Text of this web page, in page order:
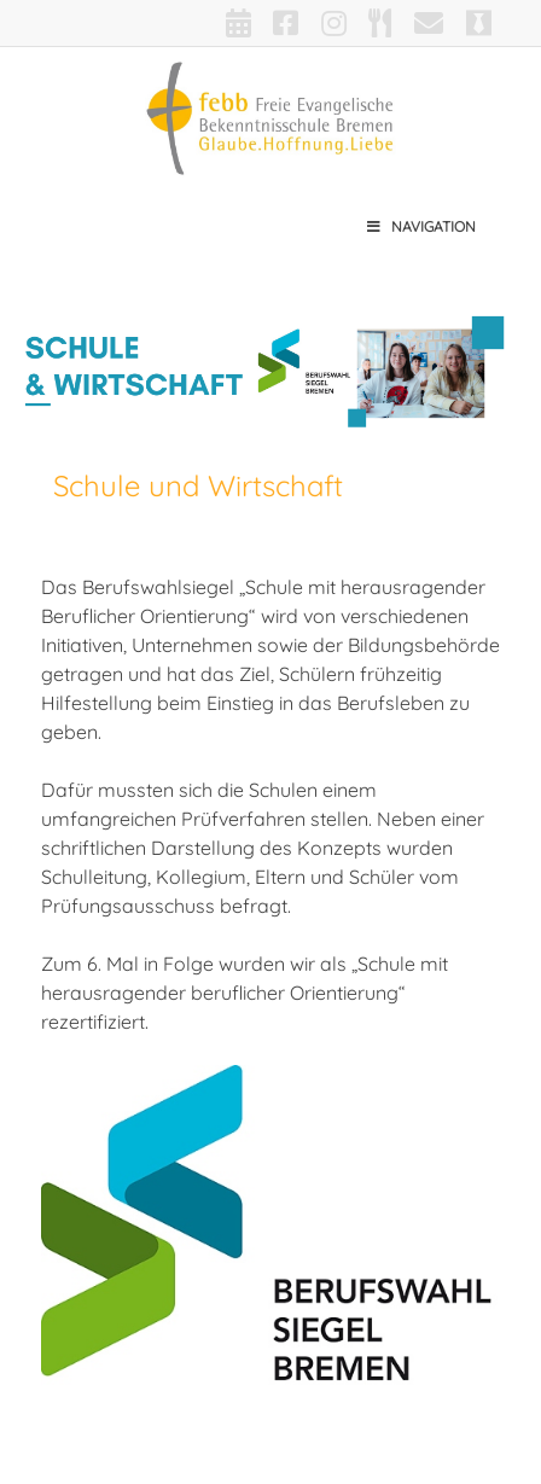
NAVIGATION
Schule und Wirtschaft
Das Berufswahlsiegel „Schule mit herausragender
Beruflicher Orientierung“ wird von verschiedenen
Initiativen, Unternehmen sowie der Bildungsbehörde
getragen und hat das Ziel, Schülern frühzeitig
Hilfestellung beim Einstieg in das Berufsleben zu
geben.
Dafür mussten sich die Schulen einem
umfangreichen Prüfverfahren stellen. Neben einer
schriftlichen Darstellung des Konzepts wurden
Schulleitung, Kollegium, Eltern und Schüler vom
Prüfungsausschuss befragt.
Zum 6. Mal in Folge wurden wir als „Schule mit
herausragender beruflicher Orientierung“
rezertifiziert.